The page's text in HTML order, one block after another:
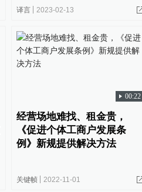
译言 2023-02-13
00:22
经营场地难找、租金贵，
《促进个体工商户发展条
例》新规提供解决方法
关键帧 2022-11-01